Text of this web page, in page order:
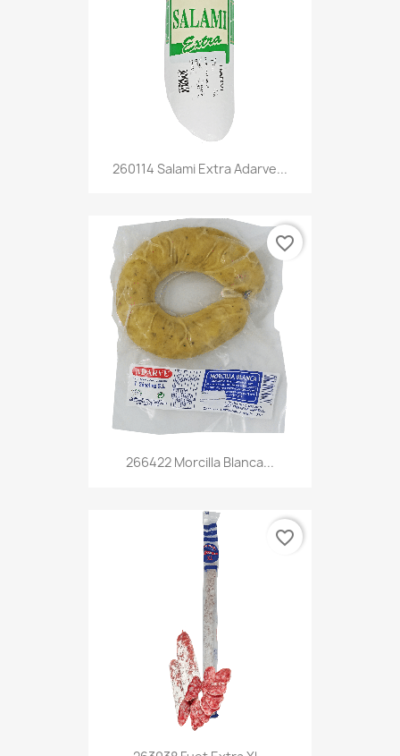
260114 Salami Extra Adarve...
266422 Morcilla Blanca...
favorite_border
favorite_border